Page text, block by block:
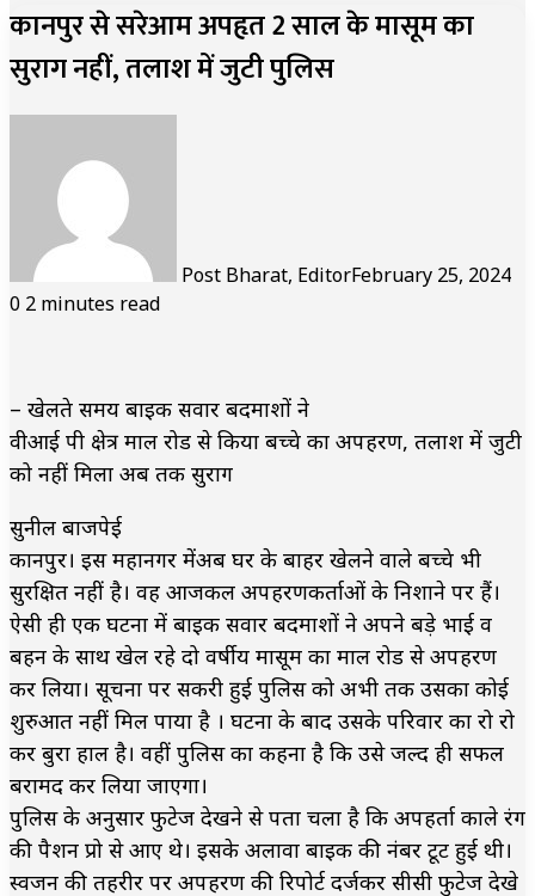
कानपुर से सरेआम अपहृत 2 साल के मासूम का
सुराग नहीं, तलाश में जुटी पुलिस
Post Bharat, EditorFebruary 25, 2024
0 2 minutes read
– खेलते समय बाइक सवार बदमाशों ने
वीआई पी क्षेत्र माल रोड से किया बच्चे का अपहरण, तलाश में जुटी
को नहीं मिला अब तक सुराग
सुनील बाजपेई
कानपुर। इस महानगर मेंअब घर के बाहर खेलने वाले बच्चे भी
सुरक्षित नहीं है। वह आजकल अपहरणकर्ताओं के निशाने पर हैं।
ऐसी ही एक घटना में बाइक सवार बदमाशों ने अपने बड़े भाई व
बहन के साथ खेल रहे दो वर्षीय मासूम का माल रोड से अपहरण
कर लिया। सूचना पर सकरी हुई पुलिस को अभी तक उसका कोई
शुरुआत नहीं मिल पाया है । घटना के बाद उसके परिवार का रो रो
कर बुरा हाल है। वहीं पुलिस का कहना है कि उसे जल्द ही सफल
बरामद कर लिया जाएगा।
पुलिस के अनुसार फुटेज देखने से पता चला है कि अपहर्ता काले रंग
की पैशन प्रो से आए थे। इसके अलावा बाइक की नंबर टूट हुई थी।
स्वजन की तहरीर पर अपहरण की रिपोर्ट दर्जकर सीसी फुटेज देखे